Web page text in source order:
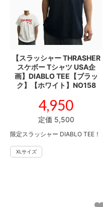
【スラッシャー THRASHER
スケボー Tシャツ USA企
画】DIABLO TEE【ブラッ
ク】【ホワイト】NO158
4,950
定価 5,500
限定スラッシャー DIABLO TEE！